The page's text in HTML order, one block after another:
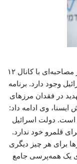
به گزارش خبرآنلاین، تامیر پاردو روز یکشنبه در مصاحبه‌ای با کانال ۱۲
وجود دارد. برنامه
در فقدان مرزهای
وی ادامه داد:
است. دولت اسرائیل
قلمرو خود ندارد.
برای هر چیز دیگری
یک همه‌پرسی جامع